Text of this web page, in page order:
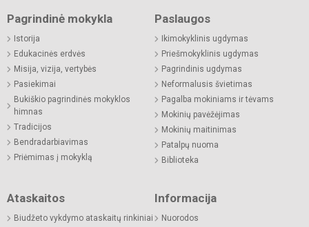
Pagrindinė mokykla
Istorija
Edukacinės erdvės
Misija, vizija, vertybės
Pasiekimai
Bukiškio pagrindinės mokyklos
himnas
Tradicijos
Bendradarbiavimas
Priėmimas į mokyklą
Paslaugos
Ikimokyklinis ugdymas
Priešmokyklinis ugdymas
Pagrindinis ugdymas
Neformalusis švietimas
Pagalba mokiniams ir tėvams
Mokinių pavėžėjimas
Mokinių maitinimas
Patalpų nuoma
Biblioteka
Ataskaitos
Biudžeto vykdymo ataskaitų rinkiniai
Informacija
Nuorodos